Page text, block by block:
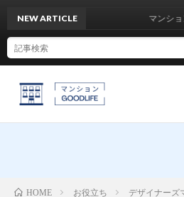
NEW ARTICLE マンション
HOME お役立ち デザイナーズ